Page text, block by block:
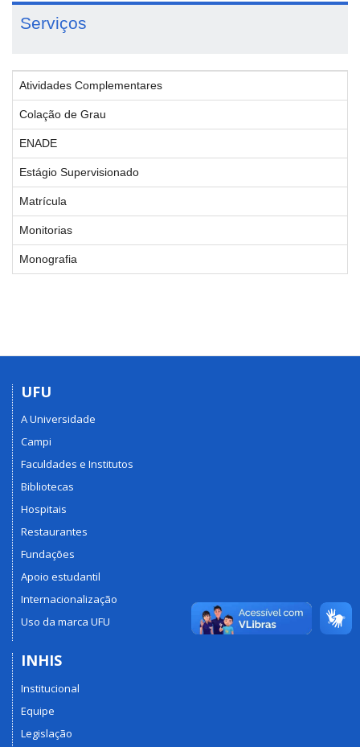
Serviços
Atividades Complementares
Colação de Grau
ENADE
Estágio Supervisionado
Matrícula
Monitorias
Monografia
UFU
A Universidade
Campi
Faculdades e Institutos
Bibliotecas
Hospitais
Restaurantes
Fundações
Apoio estudantil
Internacionalização
Uso da marca UFU
INHIS
Institucional
Equipe
Legislação